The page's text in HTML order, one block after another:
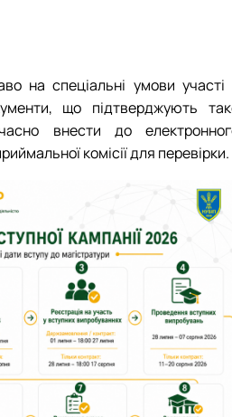
на спеціальні умови участі
що підтверджують
внести до
комісії для перевірки.